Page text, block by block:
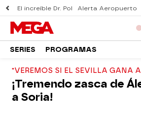
El increíble Dr. Pol Alerta Aeropuerto
SERIES PROGRAMAS
"VEREMOS SI EL SEVILLA GANA
¡Tremendo zasca de
a Soria!